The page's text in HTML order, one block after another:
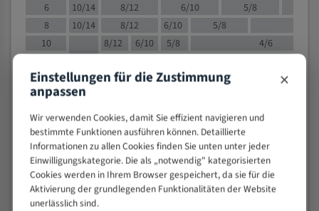
6
10/14 8/12 6/10
5/8
8
10/14 8/12 6/10 5/8
10
8/12 6/10 5/8
4/6
15
8/12 6/10
4/5
20
30
4/5
50
80
> 100
VOLLMATERIAL
Einstellungen für die Zustimmung
anpassen ×
Wir verwenden Cookies, damit Sie effizient navigieren und
bestimmte Funktionen ausführen können. Detaillierte
Informationen zu allen Cookies finden Sie unten unter jeder
Einwilligungskategorie. Die als „notwendig" kategorisierten
Cookies werden in Ihrem Browser gespeichert, da sie für die
Aktivierung der grundlegenden Funktionalitäten der Website
unerlässlich sind.